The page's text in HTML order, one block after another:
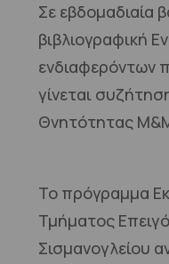
Σε εβδομαδιαία
βιβλιογραφική
ενδιαφερόντων
γίνεται
Θνητότητας
Το πρόγραμμα
Τμήματος
Σισμανογλείου